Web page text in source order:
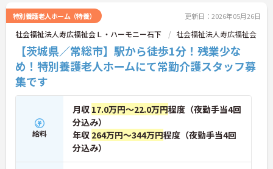
特別養護老人ホーム（特養） 更新日：2026年05月26日
社会福祉法人寿広福祉会Ｌ・ハーモニー石下 社会福祉法人寿広福祉会
【茨城県／常総市】駅から徒歩1分！残業少な
め！特別養護老人ホームにて常勤介護スタッフ募
集です
給料
月収 17.0万円～22.0万円程度（夜勤手当4回
分込み）
年収 264万円～344万円程度（夜勤手当4回
分込み）